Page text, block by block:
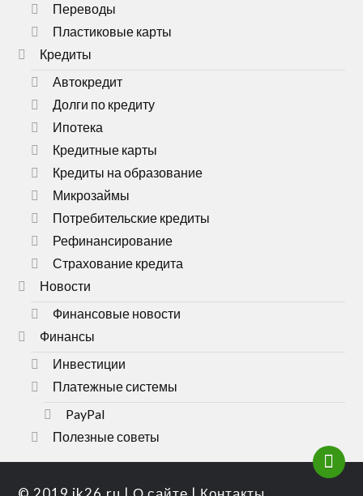
Переводы
Пластиковые карты
Кредиты
Автокредит
Долги по кредиту
Ипотека
Кредитные карты
Кредиты на образование
Микрозаймы
Потребительские кредиты
Рефинансирование
Страхование кредита
Новости
Финансовые новости
Финансы
Инвестиции
Платежные системы
PayPal
Полезные советы